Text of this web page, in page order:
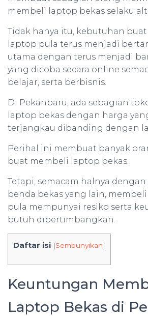
membeli laptop bekas selaku
Tidak hanya itu, kebutuhan
laptop pula terus menjadi
utama dengan terus menjadi
yang dicoba secara online
belajar, serta berbisnis.
Di Pekanbaru, ada sebagian
laptop bekas dengan harga
terjangkau dibanding dengan
Perihal ini membuat banyak
buat membeli laptop bekas.
Tetapi, semacam halnya
benda bekas yang lain,
pula mempunyai resiko serta
butuh dipertimbangkan.
Daftar isi [Sembunyikan]
Keuntungan
Laptop Bekas di